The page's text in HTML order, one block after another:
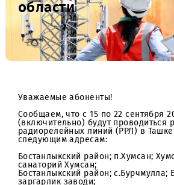
Работы по РРЛ в
области
Уважаемые абоненты!
Сообщаем, что с 15 по 22
(включительно) будут
радиорелейных линий (РРЛ) в
следующим адресам: